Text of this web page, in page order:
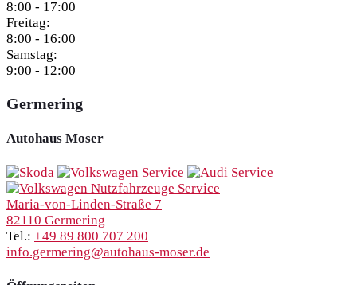
8:00 - 17:00
Freitag:
8:00 - 16:00
Samstag:
9:00 - 12:00
Germering
Autohaus Moser
Maria-von-Linden-Straße 7
82110 Germering
Tel.: +49 89 800 707 200
info.germering@autohaus-moser.de